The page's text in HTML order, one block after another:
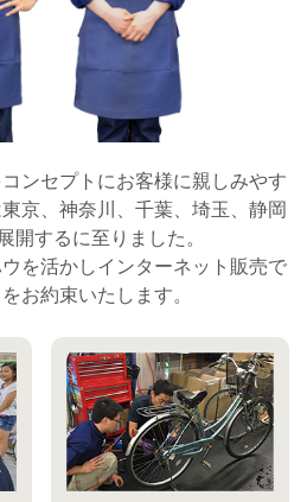
ンセプトにお客様に親しみやす
京、神奈川、千葉、埼玉、静岡
開するに至りました。
を活かしインターネット販売で
お約束いたします。